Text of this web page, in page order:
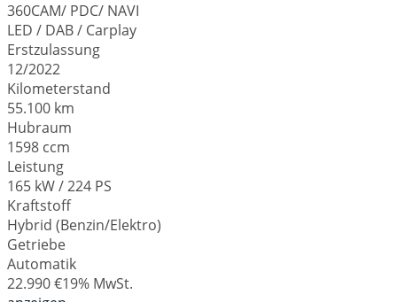
360CAM/ PDC/ NAVI
LED / DAB / Carplay
Erstzulassung
12/2022
Kilometerstand
55.100 km
Hubraum
1598 ccm
Leistung
165 kW / 224 PS
Kraftstoff
Hybrid (Benzin/Elektro)
Getriebe
Automatik
22.990 €19% MwSt.